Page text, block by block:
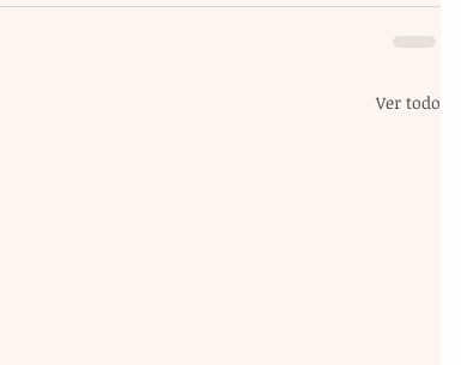
Ver todo